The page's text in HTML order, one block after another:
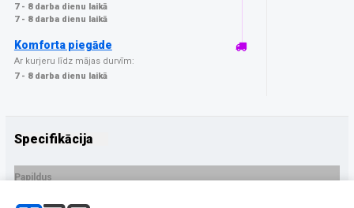
7 - 8 darba dienu laikā
7 - 8 darba dienu laikā
Komforta piegāde
Ar kurjeru līdz mājas durvīm:
7 - 8 darba dienu laikā
Specifikācija
Papildus
Ražotājs